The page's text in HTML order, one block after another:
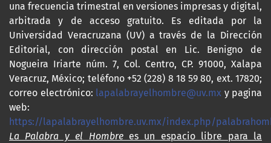
una frecuencia trimestral en versiones impresas y digital,
arbitrada y de acceso gratuito. Es editada por la
Universidad Veracruzana (UV) a través de la Dirección
Editorial, con dirección postal en Lic. Benigno de
Nogueira Iriarte núm. 7, Col. Centro, CP. 91000, Xalapa
Veracruz, México; teléfono +52 (228) 8 18 59 80, ext. 17820;
correo electrónico: lapalabrayelhombre@uv.mx y pagina
web:
https://lapalabrayelhombre.uv.mx/index.php/
La Palabra y el Hombre es un espacio libre para la